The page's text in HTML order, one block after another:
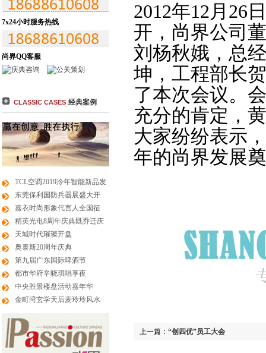
7x24小时服务热线
尚界QQ客服
CLASSIC CASES 经典案例
TCL空调2019冷年智能新品发
东莞保利国防兵器展盛大开
嘉衣时尚形象代言人全国征
精英光电8周年庆典既乔迁庆
天城时代璀璨开盘
奥泰斯20周年庆典
第九届广东国际啤酒节
都市华府辛晓琪唱享夜
中央胜景楼盘活动嘉年华
金町湾玄学天后麦玲玲风水
2012年12月 26
开， 尚界公司
刘杨秋娥 ， 总
坤，工程部长
了本次会议。
充分的肯定， 黄
大家纷纷表示
年的尚界发展
上一篇： “创四优”员工大会